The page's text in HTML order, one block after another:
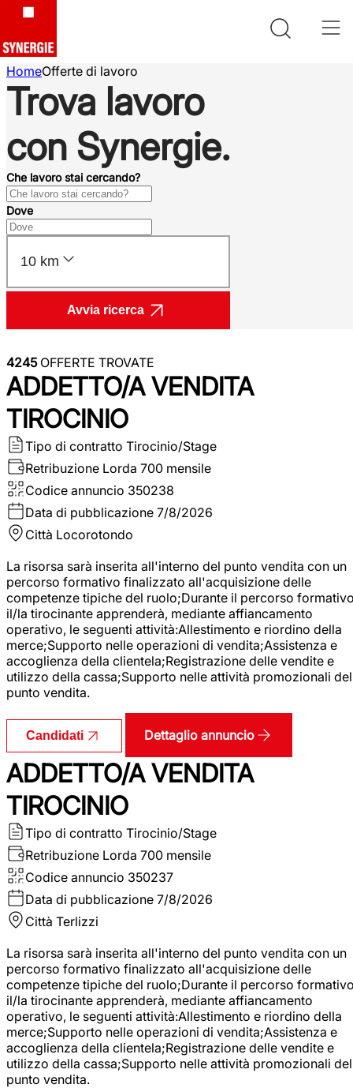
HomeOfferte di lavoro
Trova lavoro
con Synergie.
Che lavoro stai cercando?
Dove
10 km
Avvia ricerca
4245OFFERTE TROVATE
ADDETTO/A VENDITA
TIROCINIO
Tipo di contratto Tirocinio/Stage
Retribuzione Lorda 700 mensile
Codice annuncio 350238
Data di pubblicazione 7/8/2026
Città Locorotondo
La risorsa sarà inserita all'interno del punto vendita con un
percorso formativo finalizzato all'acquisizione delle
competenze tipiche del ruolo;Durante il percorso
il/la tirocinante apprenderà, mediante affiancamento
operativo, le seguenti attività:Allestimento e riordino della
merce;Supporto nelle operazioni di vendita;Assistenza e
accoglienza della clientela;Registrazione delle vendite e
utilizzo della cassa;Supporto nelle attività promozionali del
punto vendita.
Candidati Dettaglio annuncio
ADDETTO/A VENDITA
TIROCINIO
Tipo di contratto Tirocinio/Stage
Retribuzione Lorda 700 mensile
Codice annuncio 350237
Data di pubblicazione 7/8/2026
Città Terlizzi
La risorsa sarà inserita all'interno del punto vendita con un
percorso formativo finalizzato all'acquisizione delle
competenze tipiche del ruolo;Durante il percorso
il/la tirocinante apprenderà, mediante affiancamento
operativo, le seguenti attività:Allestimento e riordino della
merce;Supporto nelle operazioni di vendita;Assistenza e
accoglienza della clientela;Registrazione delle vendite e
utilizzo della cassa;Supporto nelle attività promozionali del
punto vendita.